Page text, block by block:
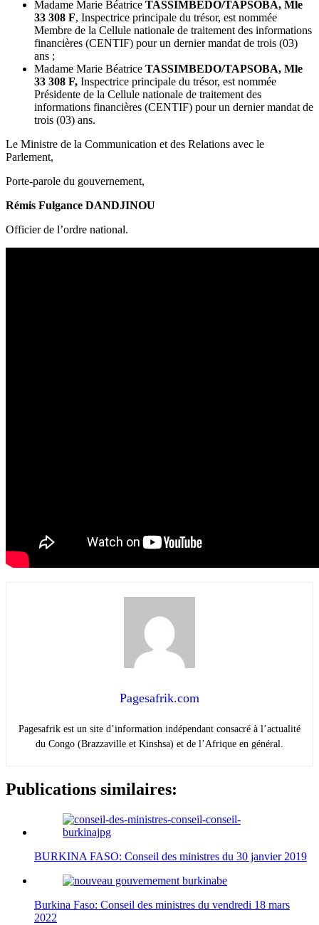
Madame Marie Béatrice TASSIMBEDO/TAPSOBA, Mle
33 308 F, Inspectrice principale du trésor, est nommée
Membre de la Cellule nationale de traitement des informations
financières (CENTIF) pour un dernier mandat de trois (03)
ans ;
Madame Marie Béatrice TASSIMBEDO/TAPSOBA, Mle
33 308 F, Inspectrice principale du trésor, est nommée
Présidente de la Cellule nationale de traitement des
informations financières (CENTIF) pour un dernier mandat de
trois (03) ans.
Le Ministre de la Communication et des Relations avec le
Parlement,
Porte-parole du gouvernement,
Rémis Fulgance DANDJINOU
Officier de l’ordre national.
Pagesafrik.com
Pagesafrik est un site d’information indépendant consacré à l’actualité
du Congo (Brazzaville et Kinshsa) et de l’Afrique en général.
Publications similaires:
BURKINA FASO: Conseil des ministres du 30 janvier 2019
Burkina Faso: Conseil des ministres du vendredi 18 mars
2022